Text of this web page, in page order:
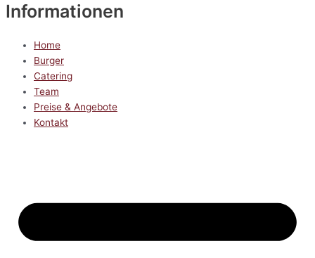
Informationen
Home
Burger
Catering
Team
Preise & Angebote
Kontakt